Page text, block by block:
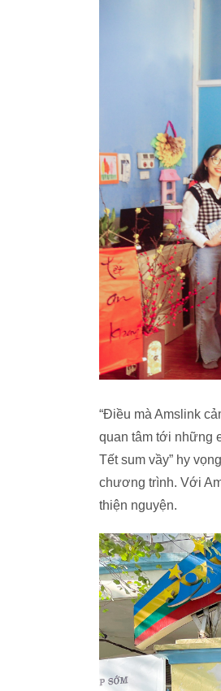
“Điều mà Amslink
quan tâm tới những
Tết sum vầy” hy
chương trình. Với
thiện nguyện.